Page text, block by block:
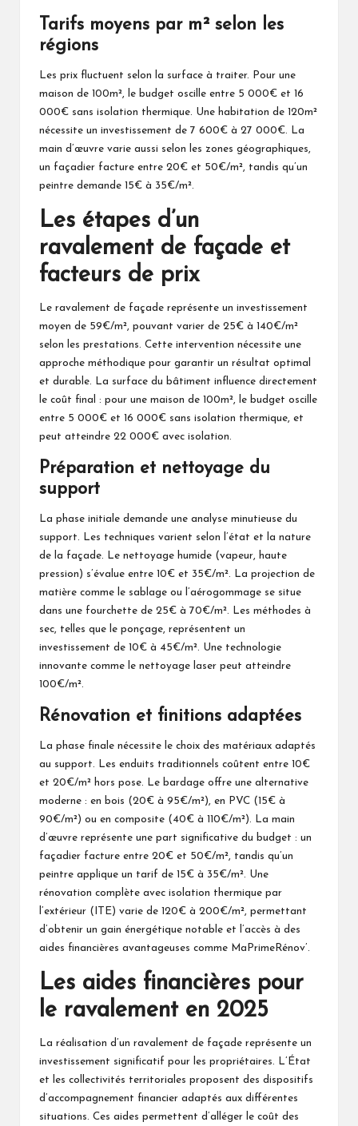
Tarifs moyens par m² selon les
régions
Les prix fluctuent selon la surface à traiter. Pour une
maison de 100m², le budget oscille entre 5 000€ et 16
000€ sans isolation thermique. Une habitation de 120m²
nécessite un investissement de 7 600€ à 27 000€. La
main d’œuvre varie aussi selon les zones géographiques,
un façadier facture entre 20€ et 50€/m², tandis qu’un
peintre demande 15€ à 35€/m².
Les étapes d’un
ravalement de façade et
facteurs de prix
Le ravalement de façade représente un investissement
moyen de 59€/m², pouvant varier de 25€ à 140€/m²
selon les prestations. Cette intervention nécessite une
approche méthodique pour garantir un résultat optimal
et durable. La surface du bâtiment influence directement
le coût final : pour une maison de 100m², le budget oscille
entre 5 000€ et 16 000€ sans isolation thermique, et
peut atteindre 22 000€ avec isolation.
Préparation et nettoyage du
support
La phase initiale demande une analyse minutieuse du
support. Les techniques varient selon l’état et la nature
de la façade. Le nettoyage humide (vapeur, haute
pression) s’évalue entre 10€ et 35€/m². La projection de
matière comme le sablage ou l’aérogommage se situe
dans une fourchette de 25€ à 70€/m². Les méthodes à
sec, telles que le ponçage, représentent un
investissement de 10€ à 45€/m². Une technologie
innovante comme le nettoyage laser peut atteindre
100€/m².
Rénovation et finitions adaptées
La phase finale nécessite le choix des matériaux adaptés
au support. Les enduits traditionnels coûtent entre 10€
et 20€/m² hors pose. Le bardage offre une alternative
moderne : en bois (20€ à 95€/m²), en PVC (15€ à
90€/m²) ou en composite (40€ à 110€/m²). La main
d’œuvre représente une part significative du budget : un
façadier facture entre 20€ et 50€/m², tandis qu’un
peintre applique un tarif de 15€ à 35€/m². Une
rénovation complète avec isolation thermique par
l’extérieur (ITE) varie de 120€ à 200€/m², permettant
d’obtenir un gain énergétique notable et l’accès à des
aides financières avantageuses comme MaPrimeRénov’.
Les aides financières pour
le ravalement en 2025
La réalisation d’un ravalement de façade représente un
investissement significatif pour les propriétaires. L’État
et les collectivités territoriales proposent des dispositifs
d’accompagnement financier adaptés aux différentes
situations. Ces aides permettent d’alléger le coût des